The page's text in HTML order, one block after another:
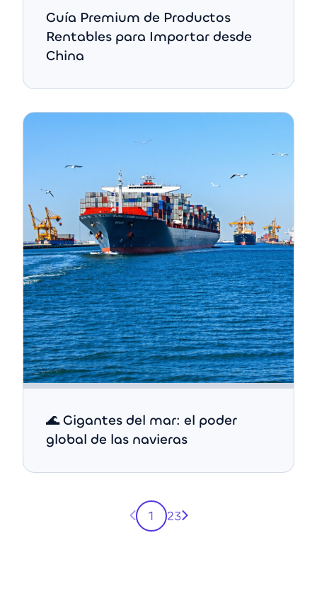
Guía Premium de Productos
Rentables para Importar desde
China
🌊 Gigantes del mar: el poder
global de las navieras
Página anterior
1 23 Página siguiente